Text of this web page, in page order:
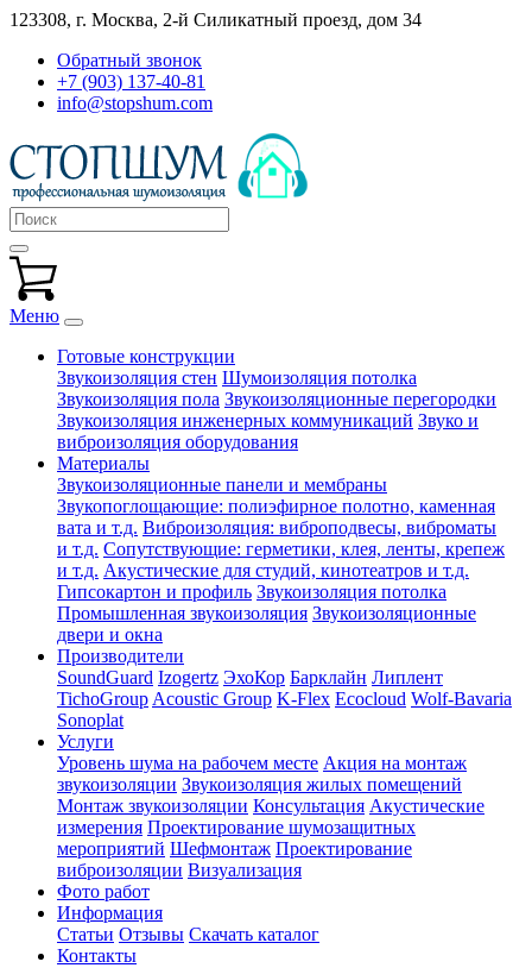
123308, г. Москва, 2-й Силикатный проезд, дом 34
Обратный звонок
+7 (903) 137-40-81
info@stopshum.com
Меню
Готовые конструкции
Звукоизоляция стен Шумоизоляция потолка
Звукоизоляция пола Звукоизоляционные перегородки
Звукоизоляция инженерных коммуникаций Звуко и
виброизоляция оборудования
Материалы
Звукоизоляционные панели и мембраны
Звукопоглощающие: полиэфирное полотно, каменная
вата и т.д. Виброизоляция: виброподвесы, виброматы
и т.д. Сопутствующие: герметики, клея, ленты, крепеж
и т.д. Акустические для студий, кинотеатров и т.д.
Гипсокартон и профиль Звукоизоляция потолка
Промышленная звукоизоляция Звукоизоляционные
двери и окна
Производители
SoundGuard Izogertz ЭхоКор Барклайн Липлент
TichoGroup Acoustic Group K-Flex Ecocloud Wolf-Bavaria
Sonoplat
Услуги
Уровень шума на рабочем месте Акция на монтаж
звукоизоляции Звукоизоляция жилых помещений
Монтаж звукоизоляции Консультация Акустические
измерения Проектирование шумозащитных
мероприятий Шефмонтаж Проектирование
виброизоляции Визуализация
Фото работ
Информация
Статьи Отзывы Скачать каталог
Контакты